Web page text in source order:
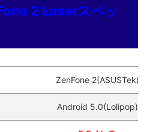
2 Laserスペッ
ZenFone 2(ASUSTek)
Android 5.0(Lolipop)